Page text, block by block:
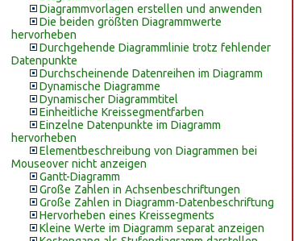
Diagrammvorlagen erstellen und anwenden
Die beiden größten Diagrammwerte
hervorheben
Durchgehende Diagrammlinie trotz fehlender
Datenpunkte
Durchscheinende Datenreihen im Diagramm
Dynamische Diagramme
Dynamischer Diagrammtitel
Einheitliche Kreissegmentfarben
Einzelne Datenpunkte im Diagramm
hervorheben
Elementbeschreibung von Diagrammen bei
Mouseover nicht anzeigen
Gantt-Diagramm
Große Zahlen in Achsenbeschriftungen
Große Zahlen in Diagramm-Datenbeschriftung
Hervorheben eines Kreissegments
Kleine Werte im Diagramm separat anzeigen